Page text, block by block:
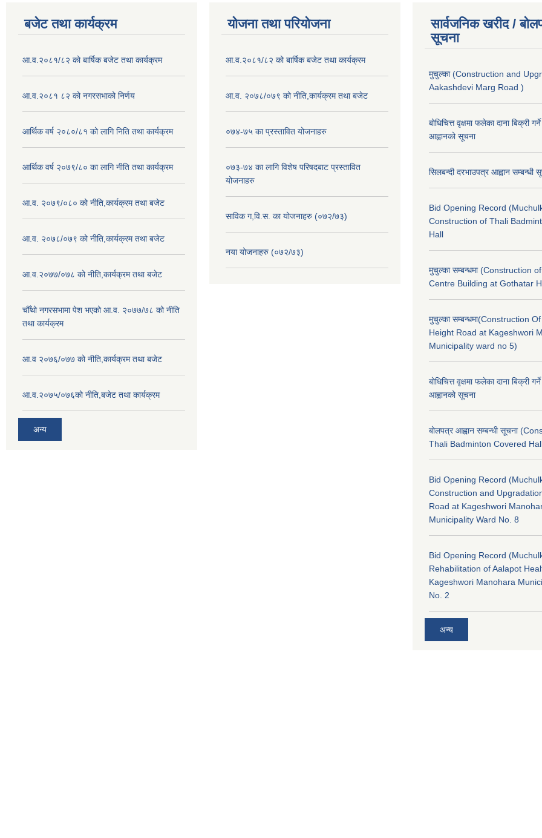
बजेट तथा कार्यक्रम
आ.व.२०८१/८२ को बार्षिक बजेट तथा कार्यक्रम
आ.व.२०८१ ८२ को नगरसभाको निर्णय
आर्थिक वर्ष २०८०/८१ को लागि निति तथा कार्यक्रम
आर्थिक वर्ष २०७९/८० का लागि नीति तथा कार्यक्रम
आ.व. २०७९/०८० को नीति,कार्यक्रम तथा बजेट
आ.व. २०७८/०७९ को नीति,कार्यक्रम तथा बजेट
आ.व.२०७७/०७८ को नीति,कार्यक्रम तथा बजेट
चौँथो नगरसभामा पेश भएको आ.व. २०७७/७८ को नीति
तथा कार्यक्रम
आ.व २०७६/०७७ को नीति,कार्यक्रम तथा बजेट
आ.व.२०७५/०७६को नीति,बजेट तथा कार्यक्रम
अन्य
योजना तथा परियोजना
आ.व.२०८१/८२ को बार्षिक बजेट तथा कार्यक्रम
आ.व. २०७८/०७९ को नीति,कार्यक्रम तथा बजेट
०७४-७५ का प्रस्तावित योजनाहरु
०७३-७४ का लागि विशेष परिषदबाट प्रस्तावित
योजनाहरु
साविक ग,वि.स. का योजनाहरु (०७२/७३)
नया योजनाहरु (०७२/७३)
सार्वजनिक खरीद /
सूचना
मुचुल्का (Construction and
Aakashdevi Marg Road )
बोधिचित्त वृक्षमा फलेका दाना बिक्री
आह्वानको सूचना
सिलबन्दी दरभाउपत्र आह्वान सम्बन्धी
Bid Opening Record
Construction of Thali
Hall
मुचुल्का सम्बन्धमा (Construction
Centre Building at Gothatar
मुचुल्का सम्बन्धमा(Construction
Height Road at Kageshwori
Municipality ward no 5)
बोधिचित्त वृक्षमा फलेका दाना बिक्री
आह्वानको सूचना
बोलपत्र आह्वान सम्बन्धी सूचना
Thali Badminton Covered
Bid Opening Record
Construction and
Road at Kageshwori
Municipality Ward No. 8
Bid Opening Record
Rehabilitation of Aalapot
Kageshwori Manohara
No. 2
अन्य